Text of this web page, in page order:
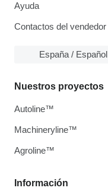
Ayuda
Contactos del vendedor
España / Español
Información
Nuestros proyectos
Autoline™
Machineryline™
Agroline™